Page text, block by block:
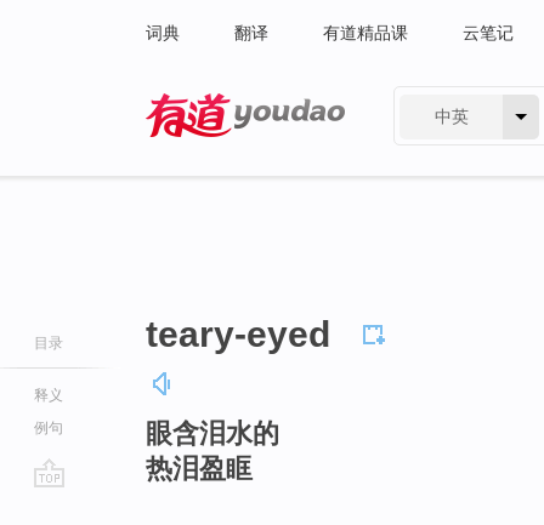
词典 翻译 有道精品课 云笔记
中英
目录
释义
例句
teary-eyed
眼含泪水的
热泪盈眶